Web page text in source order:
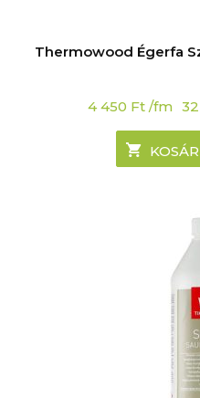
Thermowood Égerfa
4 450 Ft /fm